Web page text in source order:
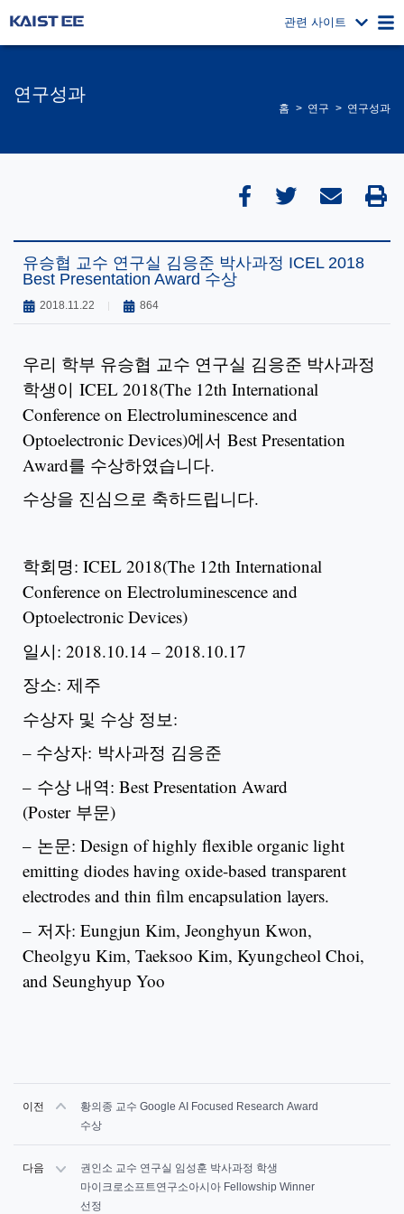
관련 사이트
연구성과
홈 연구 연구성과
유승협 교수 연구실 김응준 박사과정 ICEL 2018
Best Presentation Award 수상
2018.11.22 864
우리 학부 유승협 교수 연구실 김응준 박사과정
학생이 ICEL 2018(The 12th International
Conference on Electroluminescence and
Optoelectronic Devices)에서 Best Presentation
Award를 수상하였습니다.
수상을 진심으로 축하드립니다.
학회명: ICEL 2018(The 12th International
Conference on Electroluminescence and
Optoelectronic Devices)
일시: 2018.10.14 – 2018.10.17
장소: 제주
수상자 및 수상 정보:
– 수상자: 박사과정 김응준
– 수상 내역: Best Presentation Award
(Poster 부문)
– 논문: Design of highly flexible organic light
emitting diodes having oxide-based transparent
electrodes and thin film encapsulation layers.
– 저자: Eungjun Kim, Jeonghyun Kwon,
Cheolgyu Kim, Taeksoo Kim, Kyungcheol Choi,
and Seunghyup Yoo
이전
황의종 교수 Google AI Focused Research Award
수상
다음
권인소 교수 연구실 임성훈 박사과정 학생
마이크로소프트연구소아시아 Fellowship Winner
선정